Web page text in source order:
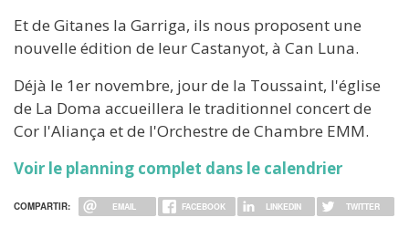
Et de Gitanes la Garriga, ils nous proposent une
nouvelle édition de leur Castanyot, à Can Luna.
Déjà le 1er novembre, jour de la Toussaint, l'église
de La Doma accueillera le traditionnel concert de
Cor l'Aliança et de l'Orchestre de Chambre EMM.
Voir le planning complet dans le calendrier
COMPARTIR: EMAIL FACEBOOK LINKEDIN TWITTER